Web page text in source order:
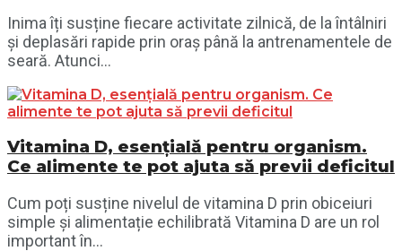
Inima îți susține fiecare activitate zilnică, de la întâlniri
și deplasări rapide prin oraș până la antrenamentele de
seară. Atunci...
Vitamina D, esențială pentru organism.
Ce alimente te pot ajuta să previi deficitul
Cum poți susține nivelul de vitamina D prin obiceiuri
simple și alimentație echilibrată Vitamina D are un rol
important în...